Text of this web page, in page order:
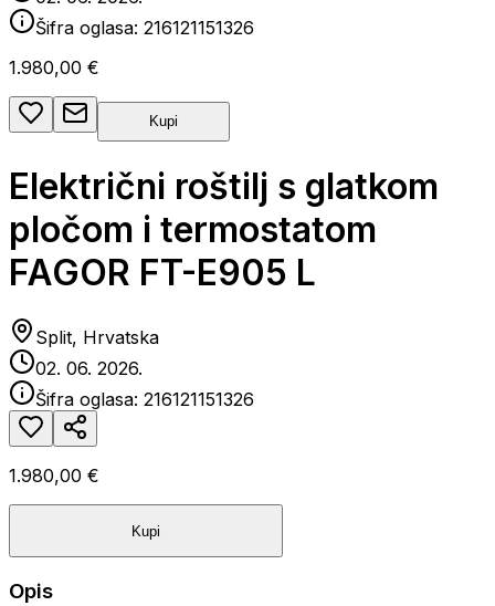
Šifra oglasa: 216121151326
1.980,00 €
Kupi
Električni roštilj s glatkom
pločom i termostatom
FAGOR FT-E905 L
Split, Hrvatska
02. 06. 2026.
Šifra oglasa: 216121151326
1.980,00 €
Kupi
Opis